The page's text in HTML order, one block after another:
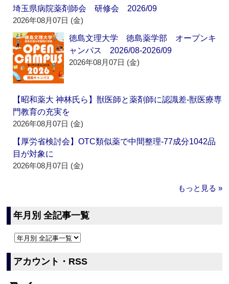
埼玉県病院薬剤師会 研修会 2026/09
2026年08月07日 (金)
徳島文理大学 徳島薬学部 オープンキ
ャンパス 2026/08-2026/09
2026年08月07日 (金)
【昭和薬大 神林氏ら】獣医師と薬剤師に認識差‐獣医療専
門教育の充実を
2026年08月07日 (金)
【厚労省検討会】OTC類似薬で中間整理‐77成分1042品
目が対象に
2026年08月07日 (金)
もっと見る »
年月別 全記事一覧
アカウント・RSS